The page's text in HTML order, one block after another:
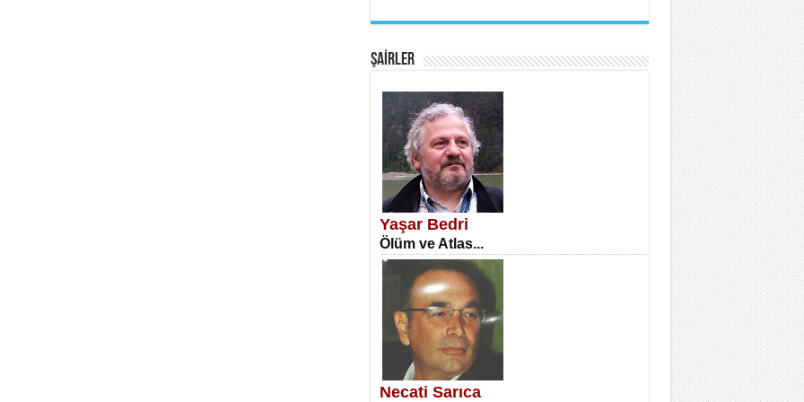
SATILMIŞ ÜMİT ÇETİNKAYA
Erkenlik...
NECLA DİLEK ARSLAN
Öğretmenler Günü Mahkemesi...
ŞAİRLER
Yaşar Bedri
Ölüm ve Atlas...
Necati Sarıca